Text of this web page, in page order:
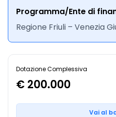
Programma/Ente di
Regione Friuli – Venezia
Dotazione Complessiva
€ 200.000
Vai al